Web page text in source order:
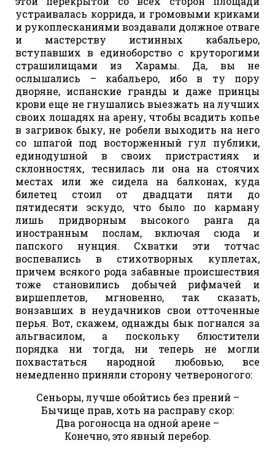
устраивалась коррида, и громовыми криками
и рукоплесканиями воздавали должное отваге
и мастерству истинных кабальеро,
вступавших в единоборство с круторогими
страшилищами из Харамы. Да, вы не
ослышались – кабальеро, ибо в ту пору
дворяне, испанские гранды и даже принцы
крови еще не гнушались выезжать на лучших
своих лошадях на арену, чтобы всадить копье
в загривок быку, не робели выходить на него
со шпагой под восторженный гул публики,
единодушной в своих пристрастиях и
склонностях, теснилась ли она на стоячих
местах или же сидела на балконах, куда
билетец стоил от двадцати пяти до
пятидесяти эскудо, что было по карману
лишь придворным высокого ранга да
иностранным послам, включая сюда и
папского нунция. Схватки эти тотчас
воспевались в стихотворных куплетах,
причем всякого рода забавные происшествия
тоже становились добычей рифмачей и
виршеплетов, мгновенно, так сказать,
вонзавших в неудачников свои отточенные
перья. Вот, скажем, однажды бык погнался за
альгвасилом, а поскольку блюстители
порядка ни тогда, ни теперь не могли
похвастаться народной любовью, все
немедленно приняли сторону четвероногого:
Сеньоры, лучше обойтись без прений –
Бычище прав, хоть на расправу скор:
Два рогоносца на одной арене –
Конечно, это явный перебор.